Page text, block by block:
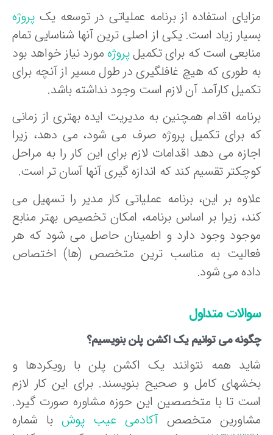
استفاده از برنامه عملیاتی در توسعه یکپروژه
زیاد است. یکی از اصلی ترین آنها شناسایی تمام
است که برای تکمیلپروژهمورد نیاز خواهد بود
طوری که هیچ غافلگیری در طول مسیر از آنچه برای
کارآمد آن لازم است وجود نداشته باشد.
اقدام همچنین به مدیریت ایده بهتری از زمانی
برای تکمیل پروژه صرف می شود، می دهد، زیرا
می دهد اقدامات لازم برای این کار را به مراحل
تقسیم کند که اندازه گیری آنها آسان تر است.
بر این، برنامه عملیاتی کار مدیر را تسهیل می
زیرا بر اساس برنامه، امکان تخصیص بهتر منابع
وجود دارد و اطمینان حاصل می شود که هر
به مناسب ترین متخصص (ها) اختصاص
می شود.
متداول
می توانیم یک اکشن پلن بنویسیم؟
همه نتوانند یک اکشن پلن با رویکردها و
کامل و صحیح بنویسند. برای این کار لازم
تا با متخصصین این حوزه مشاوره صورت گیرد.
متخصصآکادمی عیب پوشبا شماره